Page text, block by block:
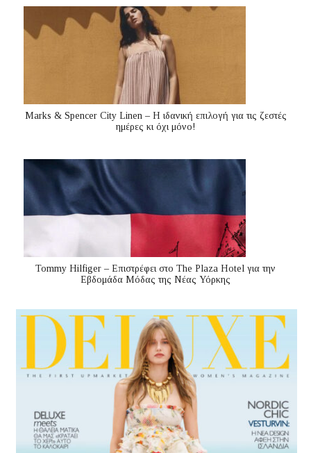
Marks & Spencer City Linen – Η ιδανική επιλογή για τις ζεστές
ημέρες κι όχι μόνο!
Tommy Hilfiger – Επιστρέφει στο The Plaza Hotel για την
Εβδομάδα Μόδας της Νέας Υόρκης